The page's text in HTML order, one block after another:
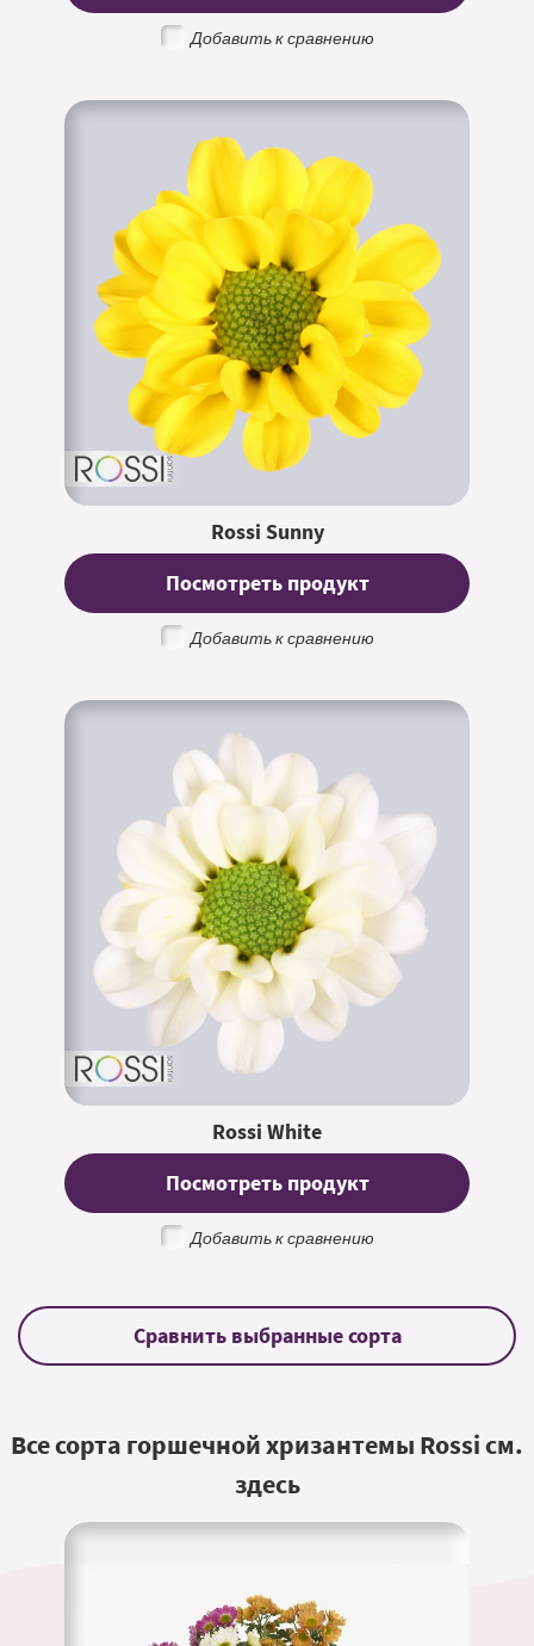
Добавить к сравнению
Rossi Sunny
Посмотреть продукт
Добавить к сравнению
Rossi White
Посмотреть продукт
Добавить к сравнению
Все сорта горшечной хризантемы Rossi см.
здесь